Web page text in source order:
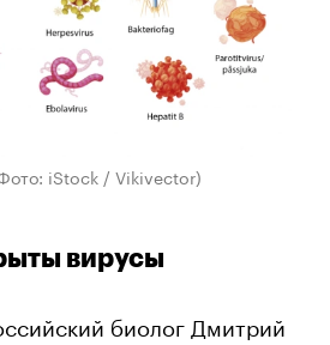
iStock / Vikivector)
вирусы
биолог Дмитрий